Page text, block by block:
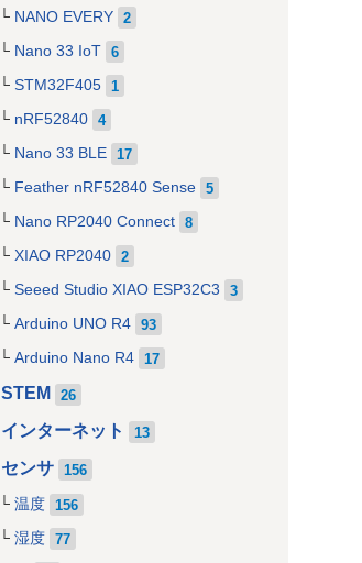
NANO EVERY 2
Nano 33 IoT 6
STM32F405 1
nRF52840 4
Nano 33 BLE 17
Feather nRF52840 Sense 5
Nano RP2040 Connect 8
XIAO RP2040 2
Seeed Studio XIAO ESP32C3 3
Arduino UNO R4 93
Arduino Nano R4 17
STEM 26
インターネット 13
センサ 156
温度 156
湿度 77